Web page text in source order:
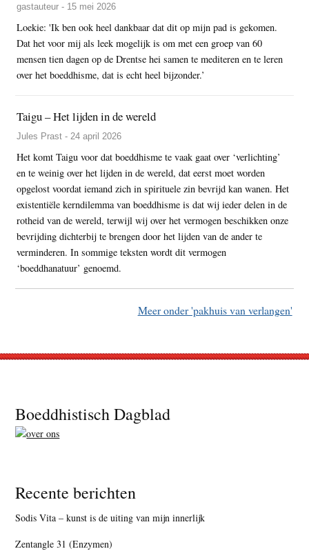
gastauteur - 15 mei 2026
Loekie: 'Ik ben ook heel dankbaar dat dit op mijn pad is gekomen.
Dat het voor mij als leek mogelijk is om met een groep van 60
mensen tien dagen op de Drentse hei samen te mediteren en te leren
over het boeddhisme, dat is echt heel bijzonder.’
Taigu – Het lijden in de wereld
Jules Prast - 24 april 2026
Het komt Taigu voor dat boeddhisme te vaak gaat over ‘verlichting’
en te weinig over het lijden in de wereld, dat eerst moet worden
opgelost voordat iemand zich in spirituele zin bevrijd kan wanen. Het
existentiële kerndilemma van boeddhisme is dat wij ieder delen in de
rotheid van de wereld, terwijl wij over het vermogen beschikken onze
bevrijding dichterbij te brengen door het lijden van de ander te
verminderen. In sommige teksten wordt dit vermogen
‘boeddhanatuur’ genoemd.
Meer onder 'pakhuis van verlangen'
Footer
Boeddhistisch Dagblad
Recente berichten
Sodis Vita – kunst is de uiting van mijn innerlijk
Zentangle 31 (Enzymen)